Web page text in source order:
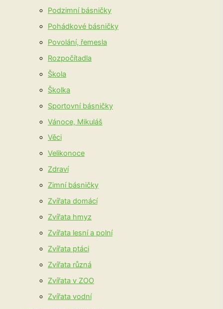
Podzimní básničky
Pohádkové básničky
Povolání, řemesla
Rozpočítadla
Škola
Školka
Sportovní básničky
Vánoce, Mikuláš
Věci
Velikonoce
Zdraví
Zimní básničky
Zvířata domácí
Zvířata hmyz
Zvířata lesní a polní
Zvířata ptáci
Zvířata různá
Zvířata v ZOO
Zvířata vodní